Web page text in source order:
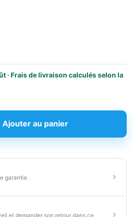
· Frais de livraison calculés selon la
Ajouter au panier
garantie.
et demander son retour dans ce